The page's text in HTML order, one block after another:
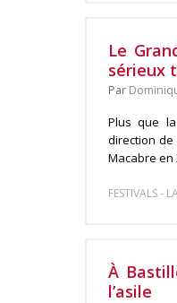
Le
sérieux
Par
Plus que
direction de
Macabre en
FESTIVALS-
À
l’asile